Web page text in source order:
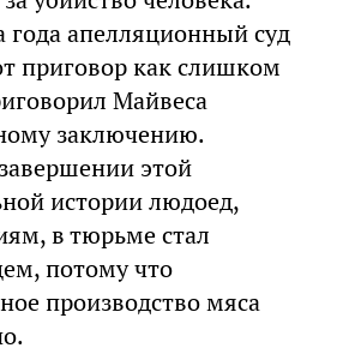
года апелляционный суд
приговор как слишком
Майвеса
заключению.
этой
истории людоед,
в тюрьме стал
потому что
производство мяса